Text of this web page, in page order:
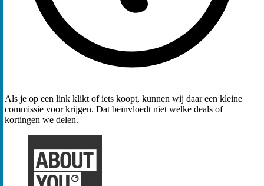
Als je op een link klikt of iets koopt, kunnen wij daar een kleine
commissie voor krijgen. Dat beïnvloedt niet welke deals of
kortingen we delen.